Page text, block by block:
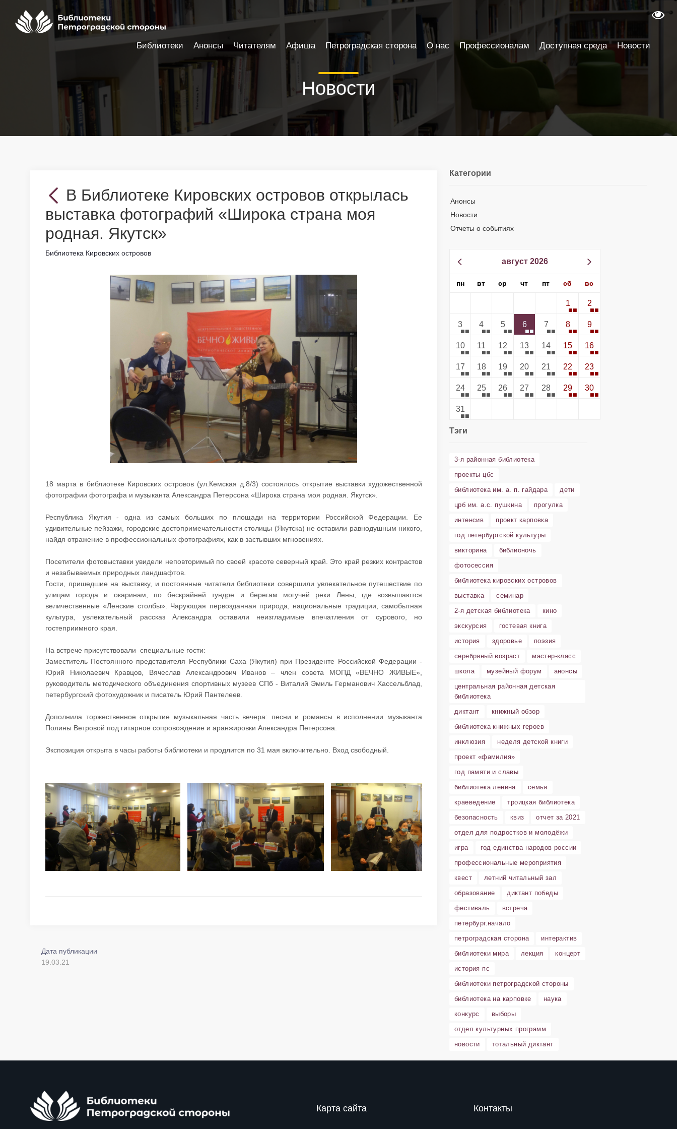
Новости
В Библиотеке Кировских островов открылась
выставка фотографий «Широка страна моя
родная. Якутск»
Библиотека Кировских островов
18 марта в библиотеке Кировских островов (ул.Кемская д.8/3) состоялось открытие выставки художественной
фотографии фотографа и музыканта Александра Петерсона «Широка страна моя родная. Якутск».
Республика Якутия - одна из самых больших по площади на территории Российской Федерации. Ее
удивительные пейзажи, городские достопримечательности столицы (Якутска) не оставили равнодушным никого,
найдя отражение в профессиональных фотографиях, как в застывших мгновениях.
Посетители фотовыставки увидели неповторимый по своей красоте северный край. Это край резких контрастов
и незабываемых природных ландшафтов.
Гости, пришедшие на выставку, и постоянные читатели библиотеки совершили увлекательное путешествие по
улицам города и окаринам, по бескрайней тундре и берегам могучей реки Лены, где возвышаются
величественные «Ленские столбы». Чарующая первозданная природа, национальные традиции, самобытная
культура, увлекательный рассказ Александра оставили неизгладимые впечатления от сурового, но
гостеприимного края.
На встрече присутствовали специальные гости:
Заместитель Постоянного представителя Республики Саха (Якутия) при Президенте Российской Федерации -
Юрий Николаевич Кравцов, Вячеслав Александрович Иванов – член совета МОПД «ВЕЧНО ЖИВЫЕ»,
руководитель методического объединения спортивных музеев СПб - Виталий Эмиль Германович Хассельблад,
петербургский фотохудожник и писатель Юрий Пантелеев.
Дополнила торжественное открытие музыкальная часть вечера: песни и романсы в исполнении музыканта
Полины Ветровой под гитарное сопровождение и аранжировки Александра Петерсона.
Экспозиция открыта в часы работы библиотеки и продлится по 31 мая включительно. Вход свободный.
Дата публикации
19.03.21
Категории
Анонсы
Новости
Отчеты о событиях
август 2026
пн вт ср чт пт сб вс
1 2
3 4 5 6 7 8 9
10 11 12 13 14 15 16
17 18 19 20 21 22 23
24 25 26 27 28 29 30
31
Тэги
3-я районная библиотека
проекты цбс
библиотека им. а. п. гайдара
дети
црб им. а.с. пушкина
прогулка
интенсив
проект карповка
год петербургской культуры
викторина
библионочь
фотосессия
библиотека кировских островов
выставка
семинар
2-я детская библиотека
кино
экскурсия
гостевая книга
история
здоровье
поэзия
серебряный возраст
мастер-класс
школа
музейный форум
анонсы
центральная районная детская
библиотека
диктант
книжный обзор
библиотека книжных героев
инклюзия
неделя детской книги
проект «фамилия»
год памяти и славы
библиотека ленина
семья
краеведение
троицкая библиотека
безопасность
квиз
отчет за 2021
отдел для подростков и молодёжи
игра
год единства народов россии
профессиональные мероприятия
квест
летний читальный зал
образование
диктант победы
фестиваль
встреча
петербург.начало
петроградская сторона
интерактив
библиотеки мира
лекция
концерт
история пс
библиотеки петроградской стороны
библиотека на карповке
наука
конкурс
выборы
отдел культурных программ
новости
тотальный диктант
Карта сайта Контакты
Библиотеки Анонсы Читателям Афиша Петроградская сторона О нас Профессионалам Доступная среда Новости
Настройки доступности